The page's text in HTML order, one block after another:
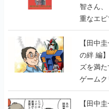
智さん
重なエ
【田中
の絆 編
ズを満
ゲーム
【若ゲ
【田中